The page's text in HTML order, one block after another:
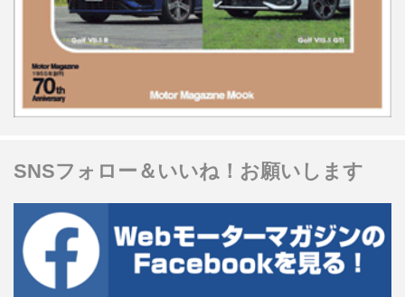
SNSフォロー＆いいね！お願いします